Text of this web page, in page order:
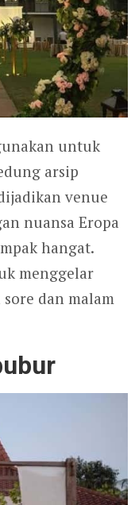
untuk
arsip
venue
nuansa Eropa
hangat.
menggelar
dan malam